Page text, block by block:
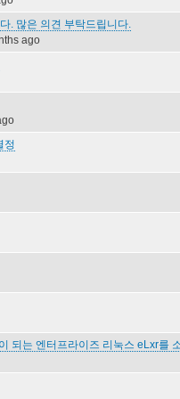
. 많은 의견 부탁드립니다.
ago
정
되는 엔터프라이즈 리눅스 eLxr를